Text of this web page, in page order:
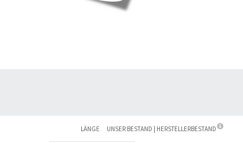
LÄNGE UNSER BESTAND | HERSTELLERBESTAND